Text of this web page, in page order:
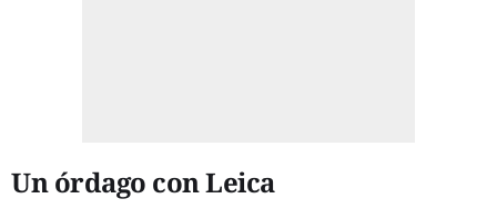
Un órdago con Leica